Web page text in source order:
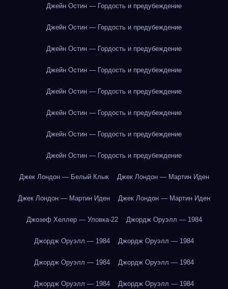
Джейн Остин — Гордость и предубеждение
Джейн Остин — Гордость и предубеждение
Джейн Остин — Гордость и предубеждение
Джейн Остин — Гордость и предубеждение
Джейн Остин — Гордость и предубеждение
Джейн Остин — Гордость и предубеждение
Джейн Остин — Гордость и предубеждение
Джейн Остин — Гордость и предубеждение
Джек Лондон — Белый Клык Джек Лондон — Мартин Иден
Джек Лондон — Мартин Иден Джек Лондон — Мартин Иден
Джозеф Хеллер — Уловка-22 Джордж Оруэлл — 1984
Джордж Оруэлл — 1984 Джордж Оруэлл — 1984
Джордж Оруэлл — 1984 Джордж Оруэлл — 1984
Джордж Оруэлл — 1984 Джордж Оруэлл — 1984